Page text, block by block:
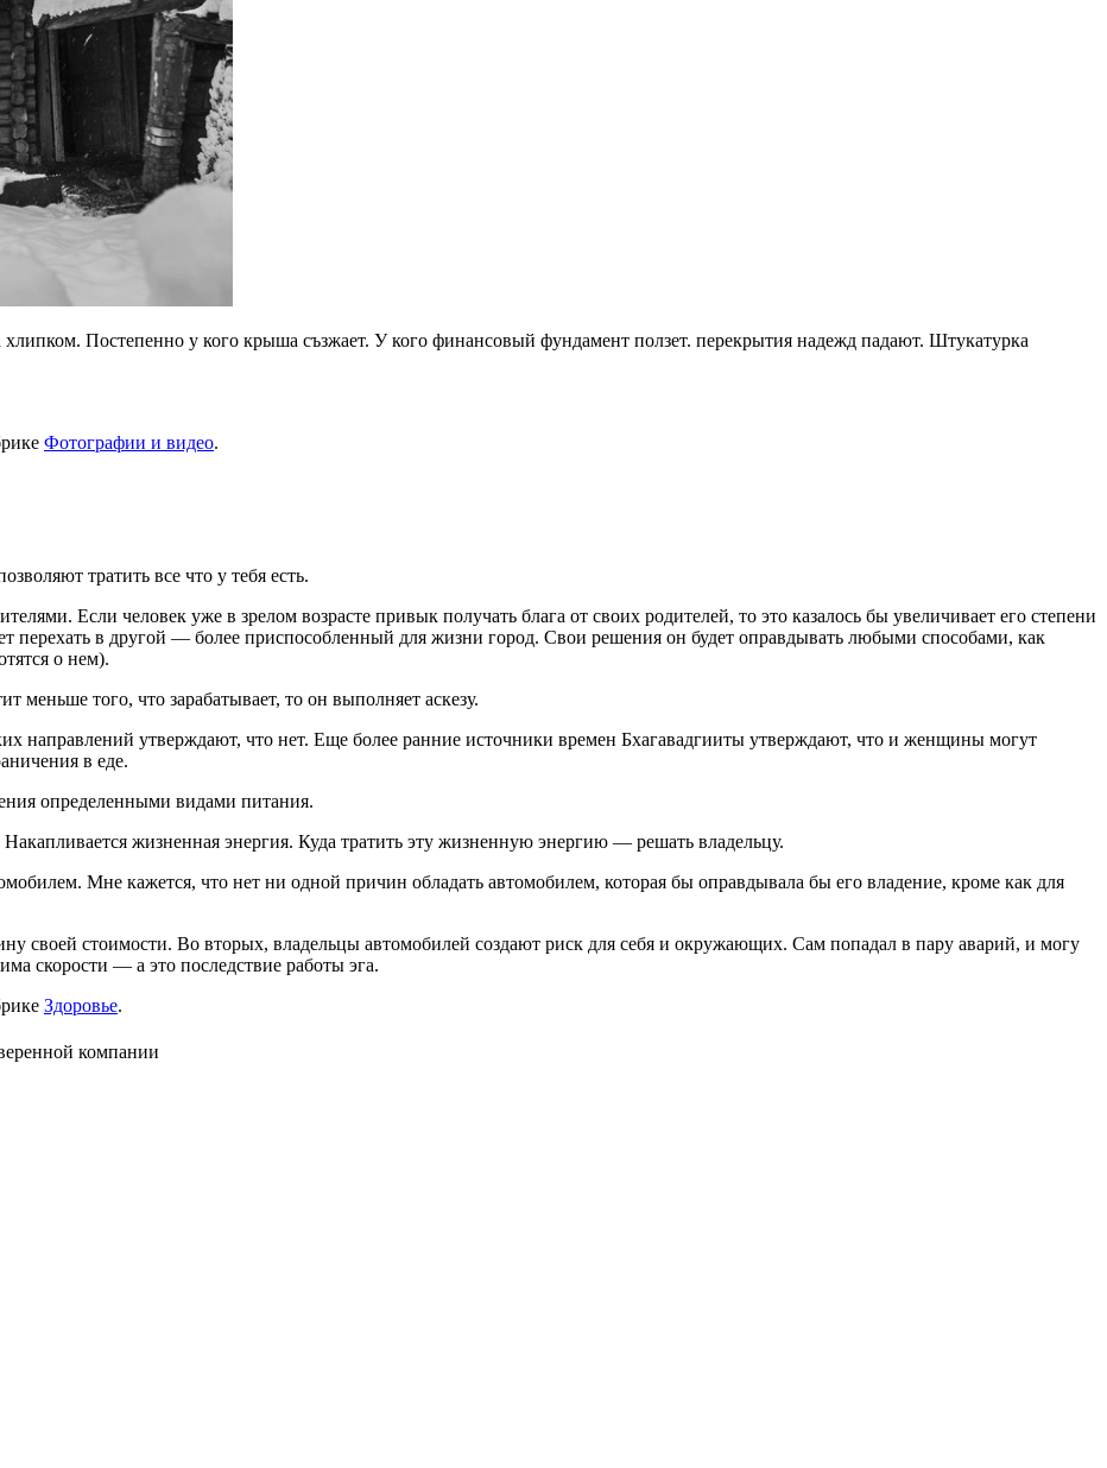
Постепенно у кого крыша съзжает. У кого финансовый фундамент ползет. перекрытия надежд падают. Штукатурка
Фотографии и видео.
тратить все что у тебя есть.
Если человек уже в зрелом возрасте привык получать блага от своих родителей, то это казалось бы увеличивает его степени
перехать в другой — более приспособленный для жизни город. Свои решения он будет оправдывать любыми способами, как
о нем).
меньше того, что зарабатывает, то он выполняет аскезу.
направлений утверждают, что нет. Еще более ранние источники времен Бхагавадгииты утверждают, что и женщины могут
в еде.
определенными видами питания.
жизненная энергия. Куда тратить эту жизненную энергию — решать владельцу.
Мне кажется, что нет ни одной причин обладать автомобилем, которая бы оправдывала бы его владение, кроме как для
своей стоимости. Во вторых, владельцы автомобилей создают риск для себя и окружающих. Сам попадал в пару аварий, и могу
скорости — а это последствие работы эга.
Здоровье.
компании